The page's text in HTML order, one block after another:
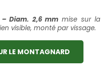
Diam. 2,6 mm mise sur la
visible, monté par vissage.
LE MONTAGNARD